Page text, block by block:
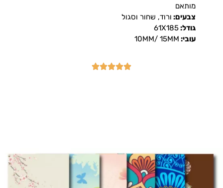
מותאם
צבעים: ורוד, שחור וסגול
גודל:61X185
עובי: 10MM/ 15MM